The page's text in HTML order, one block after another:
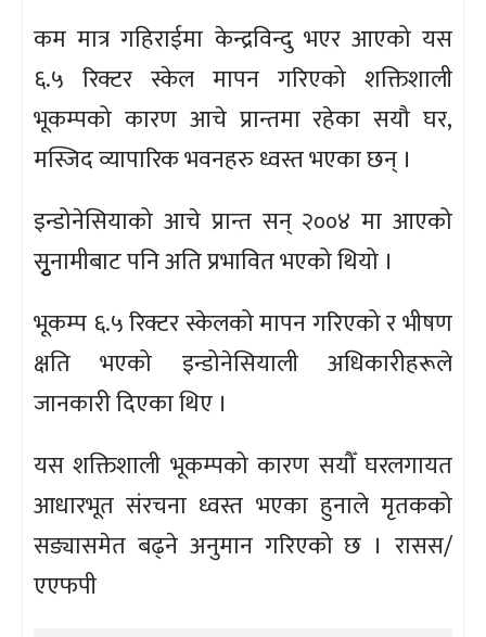
कम मात्र गहिराईमा केन्द्रविन्दु भएर आएको यस
६.५ रिक्टर स्केल मापन गरिएको शक्तिशाली
भूकम्पको कारण आचे प्रान्तमा रहेका सयौ घर,
मस्जिद व्यापारिक भवनहरु ध्वस्त भएका छन् ।
इन्डोनेसियाको आचे प्रान्त सन् २००४ मा आएको
सुृनामीबाट पनि अति प्रभावित भएको थियो ।
भूकम्प ६.५ रिक्टर स्केलको मापन गरिएको र भीषण
क्षति भएको इन्डोनेसियाली अधिकारीहरूले
जानकारी दिएका थिए ।
यस शक्तिशाली भूकम्पको कारण सयौँ घरलगायत
आधारभूत संरचना ध्वस्त भएका हुनाले मृतकको
सङ्यासमेत बढ्ने अनुमान गरिएको छ । रासस/
एएफपी